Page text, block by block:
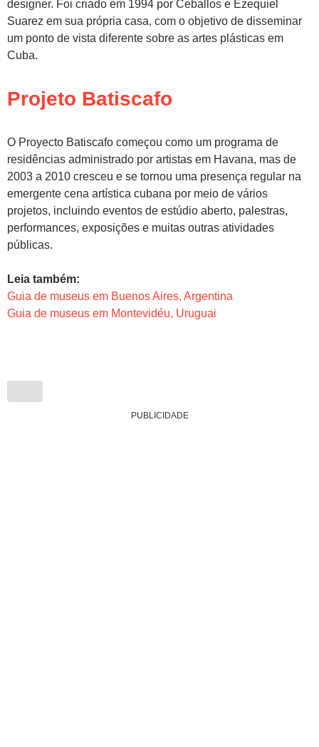
designer. Foi criado em 1994 por Ceballos e Ezequiel
Suarez em sua própria casa, com o objetivo de disseminar
um ponto de vista diferente sobre as artes plásticas em
Cuba.
Projeto Batiscafo
O Proyecto Batiscafo começou como um programa de
residências administrado por artistas em Havana, mas de
2003 a 2010 cresceu e se tornou uma presença regular na
emergente cena artística cubana por meio de vários
projetos, incluindo eventos de estúdio aberto, palestras,
performances, exposições e muitas outras atividades
públicas.
Leia também:
Guia de museus em Buenos Aires, Argentina
Guia de museus em Montevidéu, Uruguai
PUBLICIDADE